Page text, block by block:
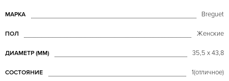
МАРКА Breguet
ПОЛ Женские
ДИАМЕТР (MM) 35,5 х 43,8
СОСТОЯНИЕ 1(отличное)